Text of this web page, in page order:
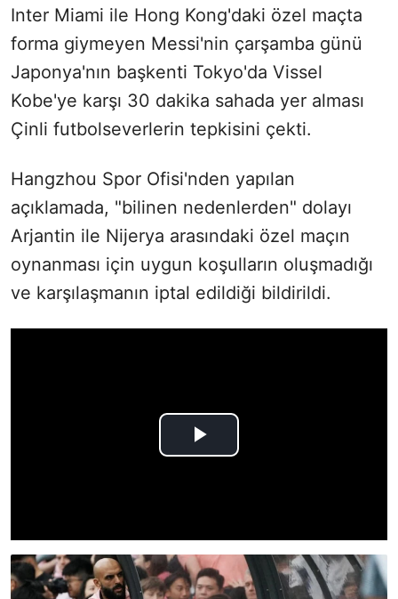
Inter Miami ile Hong Kong'daki özel maçta
forma giymeyen Messi'nin çarşamba günü
Japonya'nın başkenti Tokyo'da Vissel
Kobe'ye karşı 30 dakika sahada yer alması
Çinli futbolseverlerin tepkisini çekti.
Hangzhou Spor Ofisi'nden yapılan
açıklamada, "bilinen nedenlerden" dolayı
Arjantin ile Nijerya arasındaki özel maçın
oynanması için uygun koşulların oluşmadığı
ve karşılaşmanın iptal edildiği bildirildi.